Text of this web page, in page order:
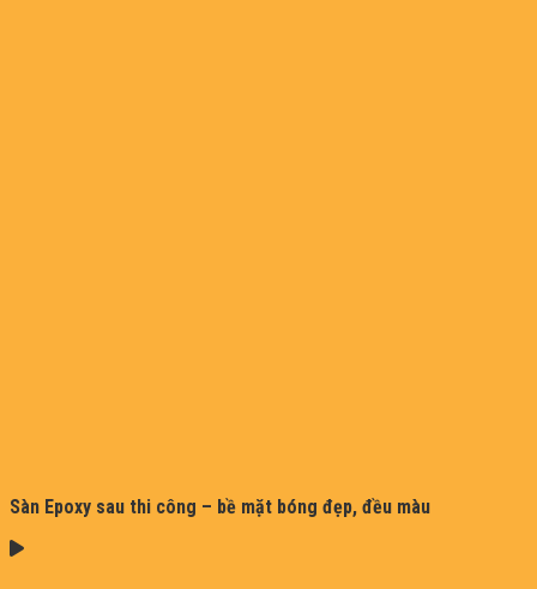
Sàn Epoxy sau thi công – bề mặt bóng đẹp, đều màu